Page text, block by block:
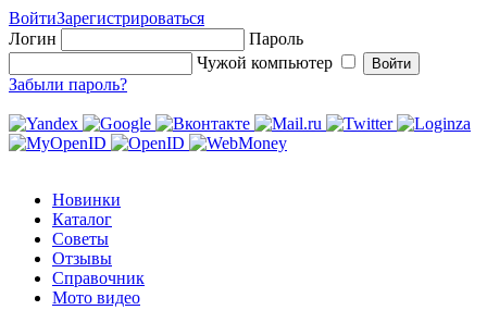
ВойтиЗарегистрироваться
Логин
Пароль
Чужой компьютер
Забыли пароль?
Новинки
Каталог
Советы
Отзывы
Справочник
Мото видео